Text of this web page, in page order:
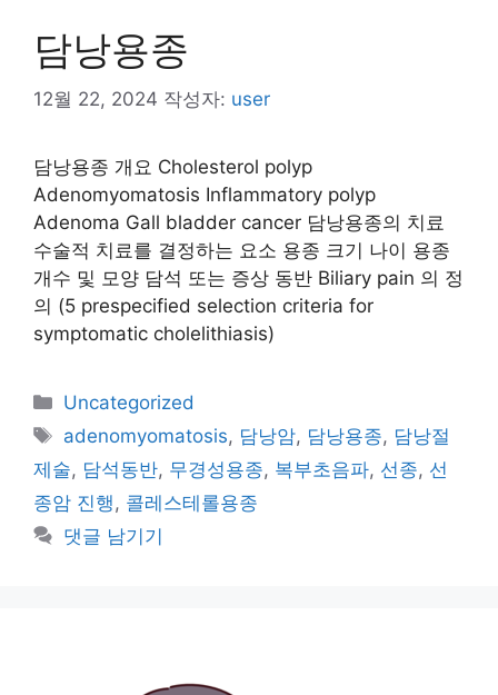
담낭용종
12월 22, 2024 작성자: user
담낭용종 개요 Cholesterol polyp
Adenomyomatosis Inflammatory polyp
Adenoma Gall bladder cancer 담낭용종의 치료
수술적 치료를 결정하는 요소 용종 크기 나이 용종
개수 및 모양 담석 또는 증상 동반 Biliary pain 의 정
의 (5 prespecified selection criteria for
symptomatic cholelithiasis)
카
리
Uncategorized
태
그
adenomyomatosis, 담낭암, 담낭용종, 담낭절
제술, 담석동반, 무경성용종, 복부초음파, 선종, 선
종암 진행 , 콜레스테롤용종
댓글 남기기